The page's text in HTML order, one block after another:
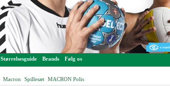
Størrelsesguide Brands Følg os
Macron Spillesæt MACRON Polis